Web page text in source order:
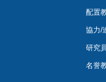
配置
協力/
研究
名誉